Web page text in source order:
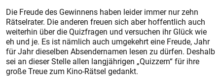
Die Freude des Gewinnens haben leider immer nur zehn
Rätselrater. Die anderen freuen sich aber hoffentlich auch
weiterhin über die Quizfragen und versuchen ihr Glück wie
eh und je. Es ist nämlich auch umgekehrt eine Freude, Jahr
für Jahr dieselben Absendernamen lesen zu dürfen. Deshalb
sei an dieser Stelle allen langjährigen „Quizzern“ für ihre
große Treue zum Kino-Rätsel gedankt.